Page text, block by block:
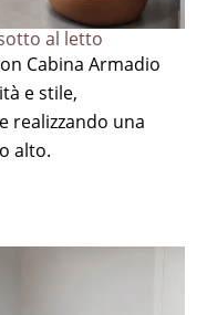
al letto
Cabina Armadio
e stile,
realizzando una
alto.